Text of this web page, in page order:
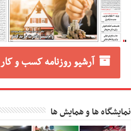
آرشیو روزنامه کسب و کار
نمایشگاه ها و همایش ها